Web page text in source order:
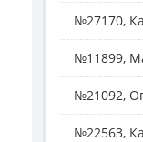
№27170,
№11899,
№21092,
№22563,